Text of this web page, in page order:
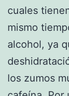
cuales
mismo
alcohol, ya
los zumos